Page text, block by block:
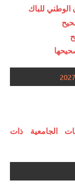
الوطني للباك
الجامعية ذات